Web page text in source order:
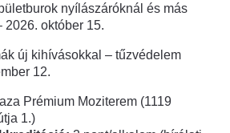
nyílászáróknál és más
2026. október 15.
új kihívásokkal – tűzvédelem
12.
Prémium Moziterem (1119
1.)